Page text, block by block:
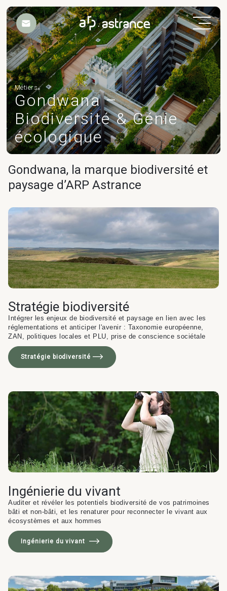
Nos engagements
Métiers
Workplace Design &
Workplace Design & Expériences
Programmation
& AMO projet
Programmation
Astrance –
Stratégies Durables
& Transition
Stratégies Durables
& Transition
Gondwana –
Projets
Équipements publics
& culturels
Industrie & Transport
Logement Logistique
Résidences services
Pharmaceutique
Actualités
Carrières
Métiers
Gondwana –
Biodiversité & Génie
écologique
Gondwana, la marque biodiversité et
paysage d’ARP Astrance
Stratégie biodiversité
Intégrer les enjeux de biodiversité et paysage en lien avec les
réglementations et anticiper l'avenir : Taxonomie européenne,
ZAN, politiques locales et PLU, prise de conscience sociétale
Stratégie biodiversité
Ingénierie du vivant
Auditer et révéler les potentiels biodiversité de vos patrimoines
bâti et non-bâti, et les renaturer pour reconnecter le vivant aux
écosystèmes et aux hommes
Ingénierie du vivant